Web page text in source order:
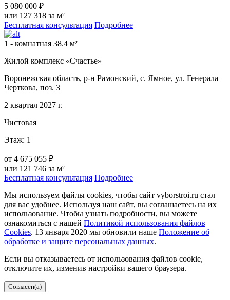
5 080 000 ₽
или 127 318 за м²
Бесплатная консультация Подробнее
1 - комнатная 38.4 м²
Жилой комплекс «Счастье»
Воронежская область, р-н Рамонский, с. Ямное, ул. Генерала
Черткова, поз. 3
2 квартал 2027 г.
Чистовая
Этаж: 1
от 4 675 055 ₽
или 121 746 за м²
Бесплатная консультация Подробнее
Мы используем файлы cookies, чтобы сайт vyborstroi.ru стал
для вас удобнее. Используя наш сайт, вы соглашаетесь на их
использование. Чтобы узнать подробности, вы можете
ознакомиться с нашей Политикой использования файлов
Cookies. 13 января 2020 мы обновили наше Положение об
обработке и защите персональных данных.
Если вы отказываетесь от использования файлов cookie,
отключите их, изменив настройки вашего браузера.
Согласен(а)